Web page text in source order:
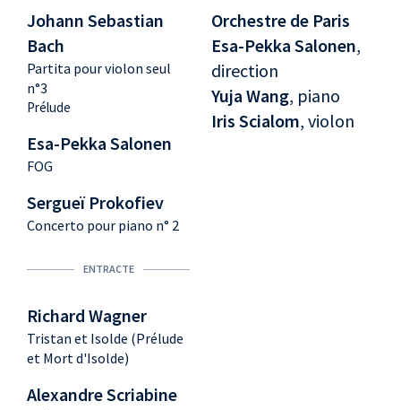
Johann Sebastian
Bach
Partita pour violon seul
n°3
Prélude
Esa-Pekka Salonen
FOG
Sergueï Prokofiev
Concerto pour piano n° 2
ENTRACTE
Richard Wagner
Tristan et Isolde (Prélude
et Mort d'Isolde)
Alexandre Scriabine
Orchestre de Paris
Esa-Pekka Salonen,
direction
Yuja Wang, piano
Iris Scialom, violon